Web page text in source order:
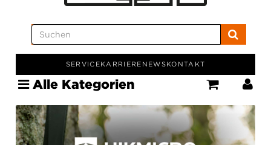
SERVICEKARRIERE NEWSKONTAKT
Alle Kategorien